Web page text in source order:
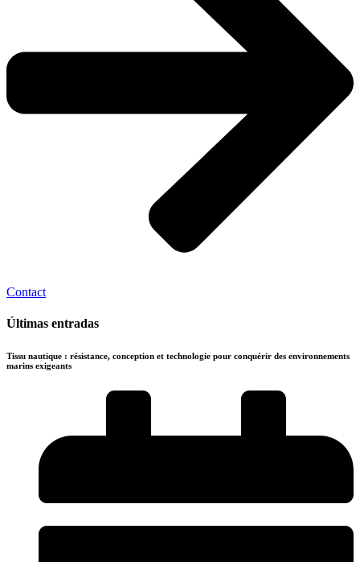
Contact
Últimas entradas
Tissu nautique : résistance, conception et technologie pour conquérir des environnements
marins exigeants